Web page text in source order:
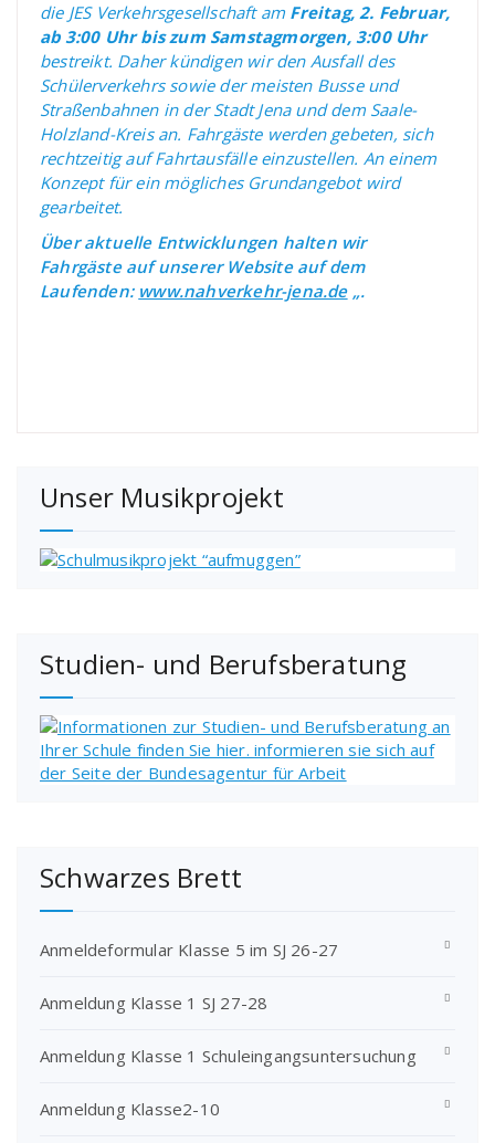
die JES Verkehrsgesellschaft am Freitag, 2. Februar,
ab 3:00 Uhr bis zum Samstagmorgen, 3:00 Uhr
bestreikt. Daher kündigen wir den Ausfall des
Schülerverkehrs sowie der meisten Busse und
Straßenbahnen in der Stadt Jena und dem Saale-
Holzland-Kreis an. Fahrgäste werden gebeten, sich
rechtzeitig auf Fahrtausfälle einzustellen. An einem
Konzept für ein mögliches Grundangebot wird
gearbeitet.
Über aktuelle Entwicklungen halten wir
Fahrgäste auf unserer Website auf dem
Laufenden: www.nahverkehr-jena.de„.
Unser Musikprojekt
Studien- und Berufsberatung
Schwarzes Brett
Anmeldeformular Klasse 5 im SJ 26-27
Anmeldung Klasse 1 SJ 27-28
Anmeldung Klasse 1 Schuleingangsuntersuchung
Anmeldung Klasse2-10